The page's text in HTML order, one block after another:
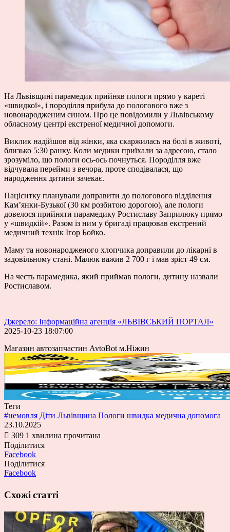
На Львівщині парамедик прийняв пологи прямо у кареті
«швидкої», і породілля прибула до пологового вже з
новонародженим сином. Про це повідомили у Львівському
обласному центрі екстреної медичної допомоги.
Виклик надійшов від жінки, яка скаржилась на болі в животі,
близько 5:30 ранку. Коли медики приїхали за адресою, стало
зрозуміло, що пологи ось-ось почнуться. Породілля вже
відчувала перейми з вечора, проте сподівалася, що
народження дитини зачекає.
Пацієнтку планували доправити до пологового відділення
Кам’янки-Бузької (30 км розбитою дорогою), але пологи
довелося прийняти парамедику Ростиславу Заприлюку прямо
у «швидкій». Разом із ним у бригаді працював екстрений
медичний технік Ігор Бойко.
Маму та новонародженого хлопчика доправили до лікарні в
задовільному стані. Малюк важив 2 700 г і мав зріст 49 см.
На честь парамедика, який приймав пологи, дитину назвали
Ростиславом.
Джерело: Інформаційна агенція «ЛЬВІВСЬКИЙ ПОРТАЛ»
2025-10-23 18:07:00
Магазин автозапчастин AvtoBot м.Ніжин
Теги
#немовля Діти Львівщина Пологи швидка медична допомога
23.10.2025
309 1 хвилина прочитана
Поділитися
Facebook
Поділитися
Facebook
Схожі статті